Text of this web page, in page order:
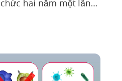
hai năm một lần
quy tụ các chuyên